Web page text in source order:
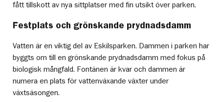
fått tillskott av nya sittplatser med fin utsikt över parken.
Festplats och grönskande prydnadsdamm
Vatten är en viktig del av Eskilsparken. Dammen i parken har
byggts om till en grönskande prydnadsdamm med fokus på
biologisk mångfald. Fontänen är kvar och dammen är
numera en plats för vattenväxande växter under
växtsäsongen.